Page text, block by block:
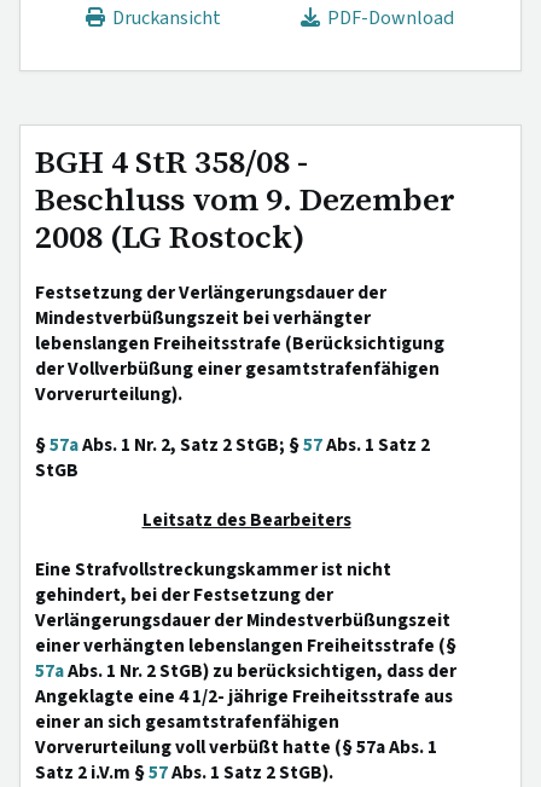
Druckansicht
PDF-Download
BGH 4 StR 358/08 -
Beschluss vom 9. Dezember
2008 (LG Rostock)
Festsetzung der Verlängerungsdauer der
Mindestverbüßungszeit bei verhängter
lebenslangen Freiheitsstrafe (Berücksichtigung
der Vollverbüßung einer gesamtstrafenfähigen
Vorverurteilung).
§57aAbs. 1 Nr. 2, Satz 2 StGB; §57Abs. 1 Satz 2
StGB
Leitsatz des Bearbeiters
Eine Strafvollstreckungskammer ist nicht
gehindert, bei der Festsetzung der
Verlängerungsdauer der Mindestverbüßungszeit
einer verhängten lebenslangen Freiheitsstrafe (§
57aAbs. 1 Nr. 2 StGB) zu berücksichtigen, dass der
Angeklagte eine 4 1/2- jährige Freiheitsstrafe aus
einer an sich gesamtstrafenfähigen
Vorverurteilung voll verbüßt hatte (§ 57a Abs. 1
Satz 2 i.V.m §57Abs. 1 Satz 2 StGB).